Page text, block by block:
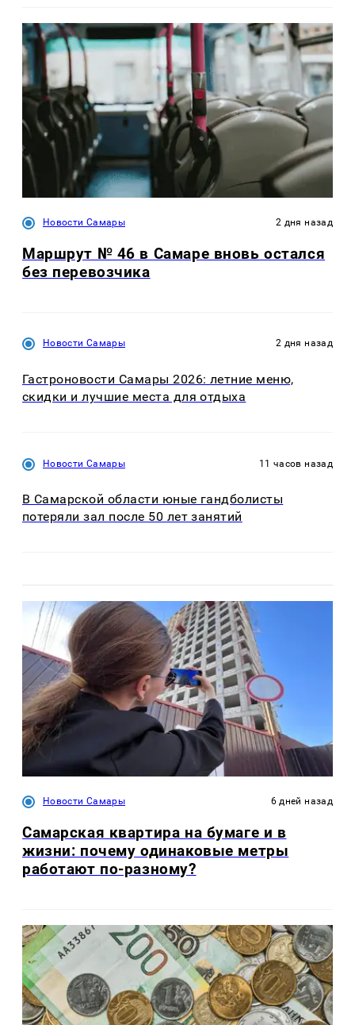
Новости Самары 2 дня назад
Маршрут № 46 в Самаре вновь остался
без перевозчика
Новости Самары 2 дня назад
Гастроновости Самары 2026: летние меню,
скидки и лучшие места для отдыха
Новости Самары 11 часов назад
В Самарской области юные гандболисты
потеряли зал после 50 лет занятий
Новости Самары 6 дней назад
Самарская квартира на бумаге и в
жизни: почему одинаковые метры
работают по-разному?